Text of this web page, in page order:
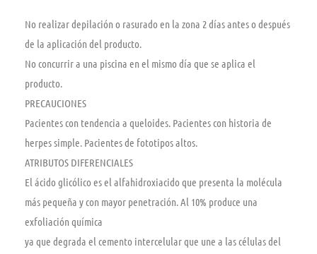
No realizar depilación o rasurado en la zona 2 días antes o después
de la aplicación del producto.
No concurrir a una piscina en el mismo día que se aplica el
producto.
PRECAUCIONES
Pacientes con tendencia a queloides. Pacientes con historia de
herpes simple. Pacientes de fototipos altos.
ATRIBUTOS DIFERENCIALES
El ácido glicólico es el alfahidroxiacido que presenta la molécula
más pequeña y con mayor penetración. Al 10% produce una
exfoliación química
ya que degrada el cemento intercelular que une a las células del